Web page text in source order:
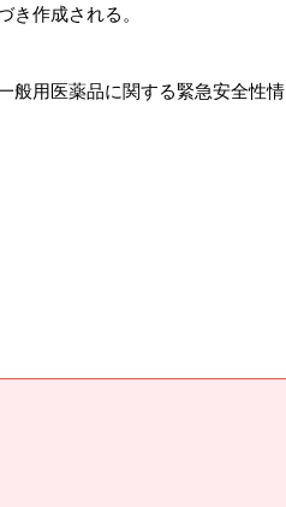
作成される。
般用医薬品に関する緊急安全性情